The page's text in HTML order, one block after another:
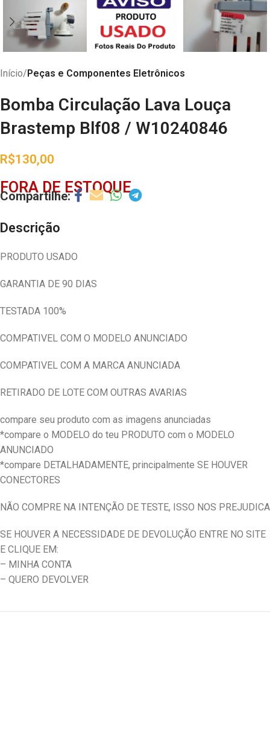
Início Peças e Componentes Eletrônicos
Bomba Circulação Lava Louça
Brastemp Blf08 / W10240846
R$130,00
FORA DE ESTOQUE
Descrição
PRODUTO USADO
GARANTIA DE 90 DIAS
TESTADA 100%
COMPATIVEL COM O MODELO ANUNCIADO
COMPATIVEL COM A MARCA ANUNCIADA
RETIRADO DE LOTE COM OUTRAS AVARIAS
compare seu produto com as imagens anunciadas
*compare o MODELO do teu PRODUTO com o MODELO
ANUNCIADO
*compare DETALHADAMENTE, principalmente SE HOUVER
CONECTORES
NÃO COMPRE NA INTENÇÃO DE TESTE, ISSO NOS PREJUDICA
SE HOUVER A NECESSIDADE DE DEVOLUÇÃO ENTRE NO SITE
E CLIQUE EM:
– MINHA CONTA
– QUERO DEVOLVER